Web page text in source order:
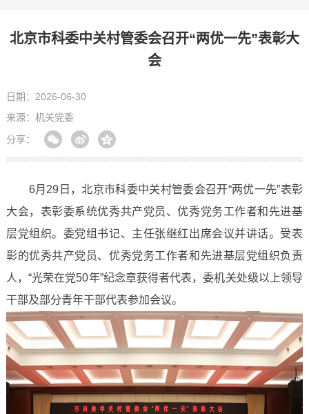
北京市科委中关村管委会召开“两优一先”表彰大
会
日期：2026-06-30
来源：机关党委
分享：
6月29日，北京市科委中关村管委会召开“两优一先”表彰
大会，表彰委系统优秀共产党员、优秀党务工作者和先进基
层党组织。委党组书记、主任张继红出席会议并讲话。受表
彰的优秀共产党员、优秀党务工作者和先进基层党组织负责
人，“光荣在党50年”纪念章获得者代表，委机关处级以上领导
干部及部分青年干部代表参加会议。